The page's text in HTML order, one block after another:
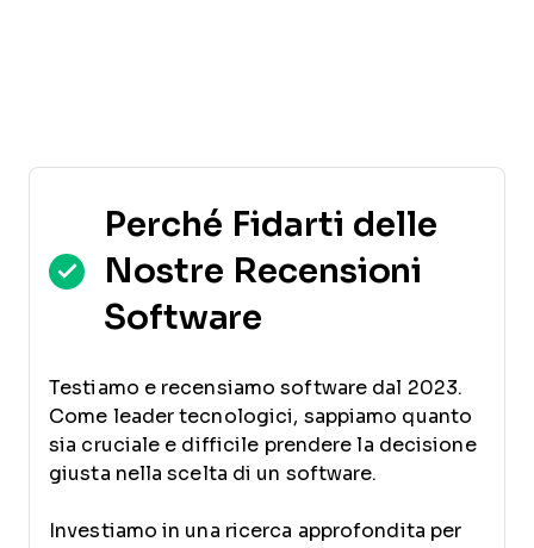
Perché Fidarti delle
Nostre Recensioni
Software
Testiamo e recensiamo software dal 2023.
Come leader tecnologici, sappiamo quanto
sia cruciale e difficile prendere la decisione
giusta nella scelta di un software.
Investiamo in una ricerca approfondita per